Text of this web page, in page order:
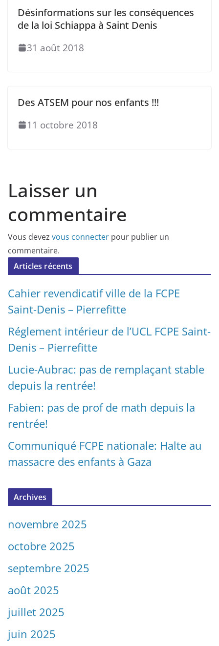
Désinformations sur les conséquences
de la loi Schiappa à Saint Denis
31 août 2018
Des ATSEM pour nos enfants !!!
11 octobre 2018
Laisser un
commentaire
Vous devez vous connecter pour publier un
commentaire.
Articles récents
Cahier revendicatif ville de la FCPE
Saint-Denis – Pierrefitte
Réglement intérieur de l’UCL FCPE Saint-
Denis – Pierrefitte
Lucie-Aubrac: pas de remplaçant stable
depuis la rentrée!
Fabien: pas de prof de math depuis la
rentrée!
Communiqué FCPE nationale: Halte au
massacre des enfants à Gaza
Archives
novembre 2025
octobre 2025
septembre 2025
août 2025
juillet 2025
juin 2025